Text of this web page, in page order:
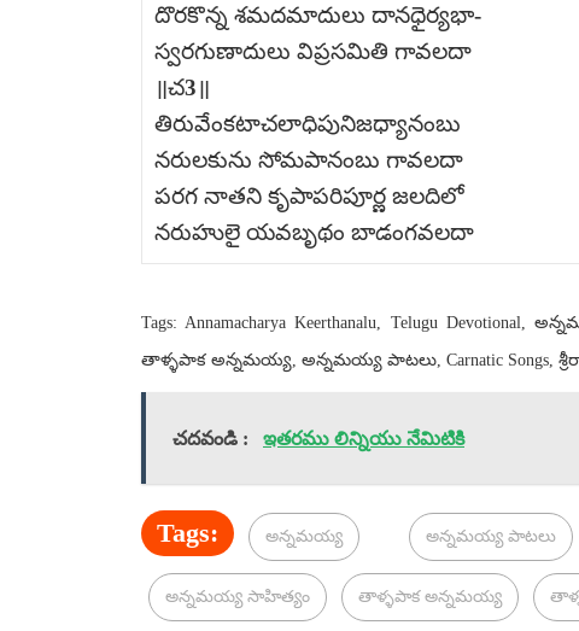
దొరకొన్న శమదమాదులు దానధైర్యభా-
స్వరగుణాదులు విప్రసమితి గావలదా
॥చ3॥
తిరువేంకటాచలాధిపునిజధ్యానంబు
నరులకును సోమపానంబు గావలదా
పరగ నాతని కృపాపరిపూర్ణ జలదిలో
నరుహులై యవబృథం బాడంగవలదా
Tags: Annamacharya Keerthanalu, Telugu
తాళ్ళపాక అన్నమయ్య, అన్నమయ్య పాటలు, Carnatic Songs,
చదవండి : ఇతరము లిన్నియు నేమిటికి
Tags: అన్నమయ్య అన్నమయ్య పాటలు
అన్నమయ్య సాహిత్యం తాళ్ళపాక అన్నమయ్య